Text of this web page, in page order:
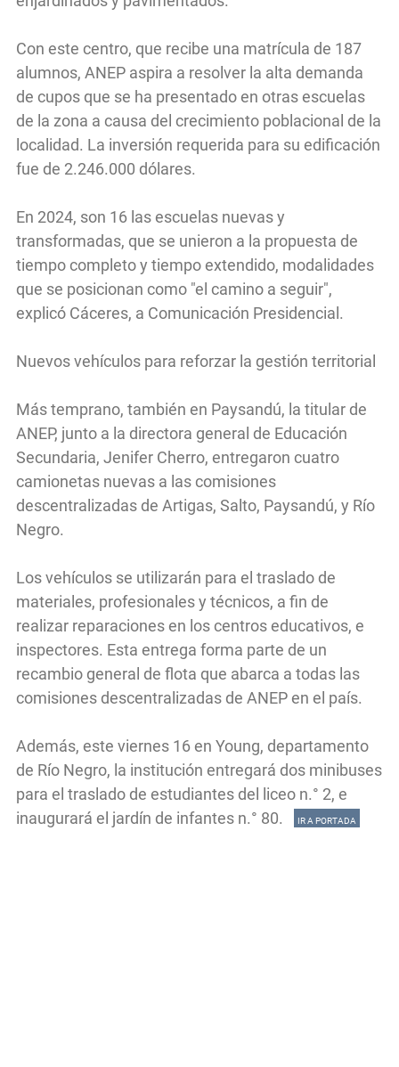
Con este centro, que recibe una matrícula de 187
alumnos, ANEP aspira a resolver la alta demanda
de cupos que se ha presentado en otras escuelas
de la zona a causa del crecimiento poblacional de la
localidad. La inversión requerida para su edificación
fue de 2.246.000 dólares.
En 2024, son 16 las escuelas nuevas y
transformadas, que se unieron a la propuesta de
tiempo completo y tiempo extendido, modalidades
que se posicionan como "el camino a seguir",
explicó Cáceres, a Comunicación Presidencial.
Nuevos vehículos para reforzar la gestión territorial
Más temprano, también en Paysandú, la titular de
ANEP, junto a la directora general de Educación
Secundaria, Jenifer Cherro, entregaron cuatro
camionetas nuevas a las comisiones
descentralizadas de Artigas, Salto, Paysandú, y Río
Negro.
Los vehículos se utilizarán para el traslado de
materiales, profesionales y técnicos, a fin de
realizar reparaciones en los centros educativos, e
inspectores. Esta entrega forma parte de un
recambio general de flota que abarca a todas las
comisiones descentralizadas de ANEP en el país.
Además, este viernes 16 en Young, departamento
de Río Negro, la institución entregará dos minibuses
para el traslado de estudiantes del liceo n.° 2, e
inaugurará el jardín de infantes n.° 80.
IR A PORTADA